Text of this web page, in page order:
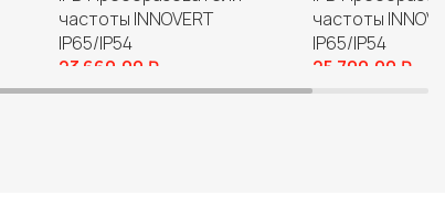
частоты INNOVERT
IP65/IP54
23 660,00 ₽
В корзину
частоты
IP65/IP54
25 700,00 ₽